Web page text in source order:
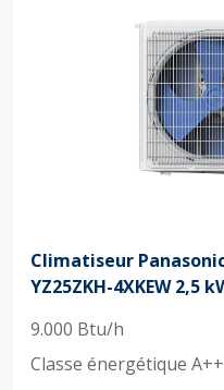
Climatiseur
YZ25ZKH-4XKEW 2,5
9.000 Btu/h
Classe énergétique